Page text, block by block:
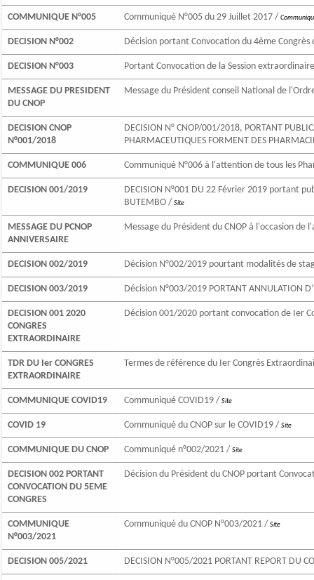
COMMUNIQUE N°005 Communiqué N°005 du 29 Juillet 2017 /
DECISION N°002 Décision portant Convocation du 4ème
DECISION N°003 Portant Convocation de la Session
MESSAGE DU PRESIDENT
DU CNOP
Message du Président conseil National de
DECISION CNOP
N°001/2018
DECISION N° CNOP/001/2018, PORTANT
PHARMACEUTIQUES FORMENT DES
COMMUNIQUE 006 Communiqué N°006 à l'attention de tous les
DECISION 001/2019
DECISION N°001 DU 22 Février 2019 portant
BUTEMBO / Site
MESSAGE DU PCNOP
ANNIVERSAIRE
Message du Président du CNOP à l'occasion
DECISION 002/2019 Décision N°002/2019 pourtant modalités de
DECISION 003/2019 Décision N°003/2019 PORTANT ANNULATION
DECISION 001 2020
CONGRES
EXTRAORDINAIRE
Décision 001/2020 portant convocation de Ier
TDR DU Ier CONGRES
EXTRAORDINAIRE
Termes de référence du Ier Congrès
COMMUNIQUE COVID19 Communiqué COVID19 / Site
COVID 19 Communiqué du CNOP sur le COVID19 / Site
COMMUNIQUE DU CNOP Communiqué n°002/2021 / Site
DECISION 002 PORTANT
CONVOCATION DU 5EME
CONGRES
Décision du Président du CNOP portant
COMMUNIQUE
N°003/2021
Communiqué du CNOP N°003/2021 / Site
DECISION 005/2021 DECISION N°005/2021 PORTANT REPORT DU